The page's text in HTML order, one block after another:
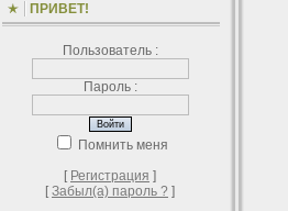
ПРИВЕТ!
Пользователь :
Пароль :
Помнить меня
[ Регистрация ]
[Забыл(а) пароль ? ]